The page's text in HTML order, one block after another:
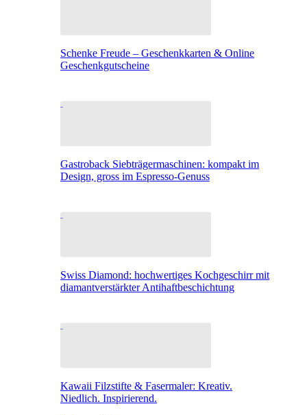
Schenke Freude – Geschenkkarten & Online
Geschenkgutscheine
Gastroback Siebträgermaschinen: kompakt im
Design, gross im Espresso-Genuss
Swiss Diamond: hochwertiges Kochgeschirr mit
diamantverstärkter Antihaftbeschichtung
Kawaii Filzstifte & Fasermaler: Kreativ.
Niedlich. Inspirierend.